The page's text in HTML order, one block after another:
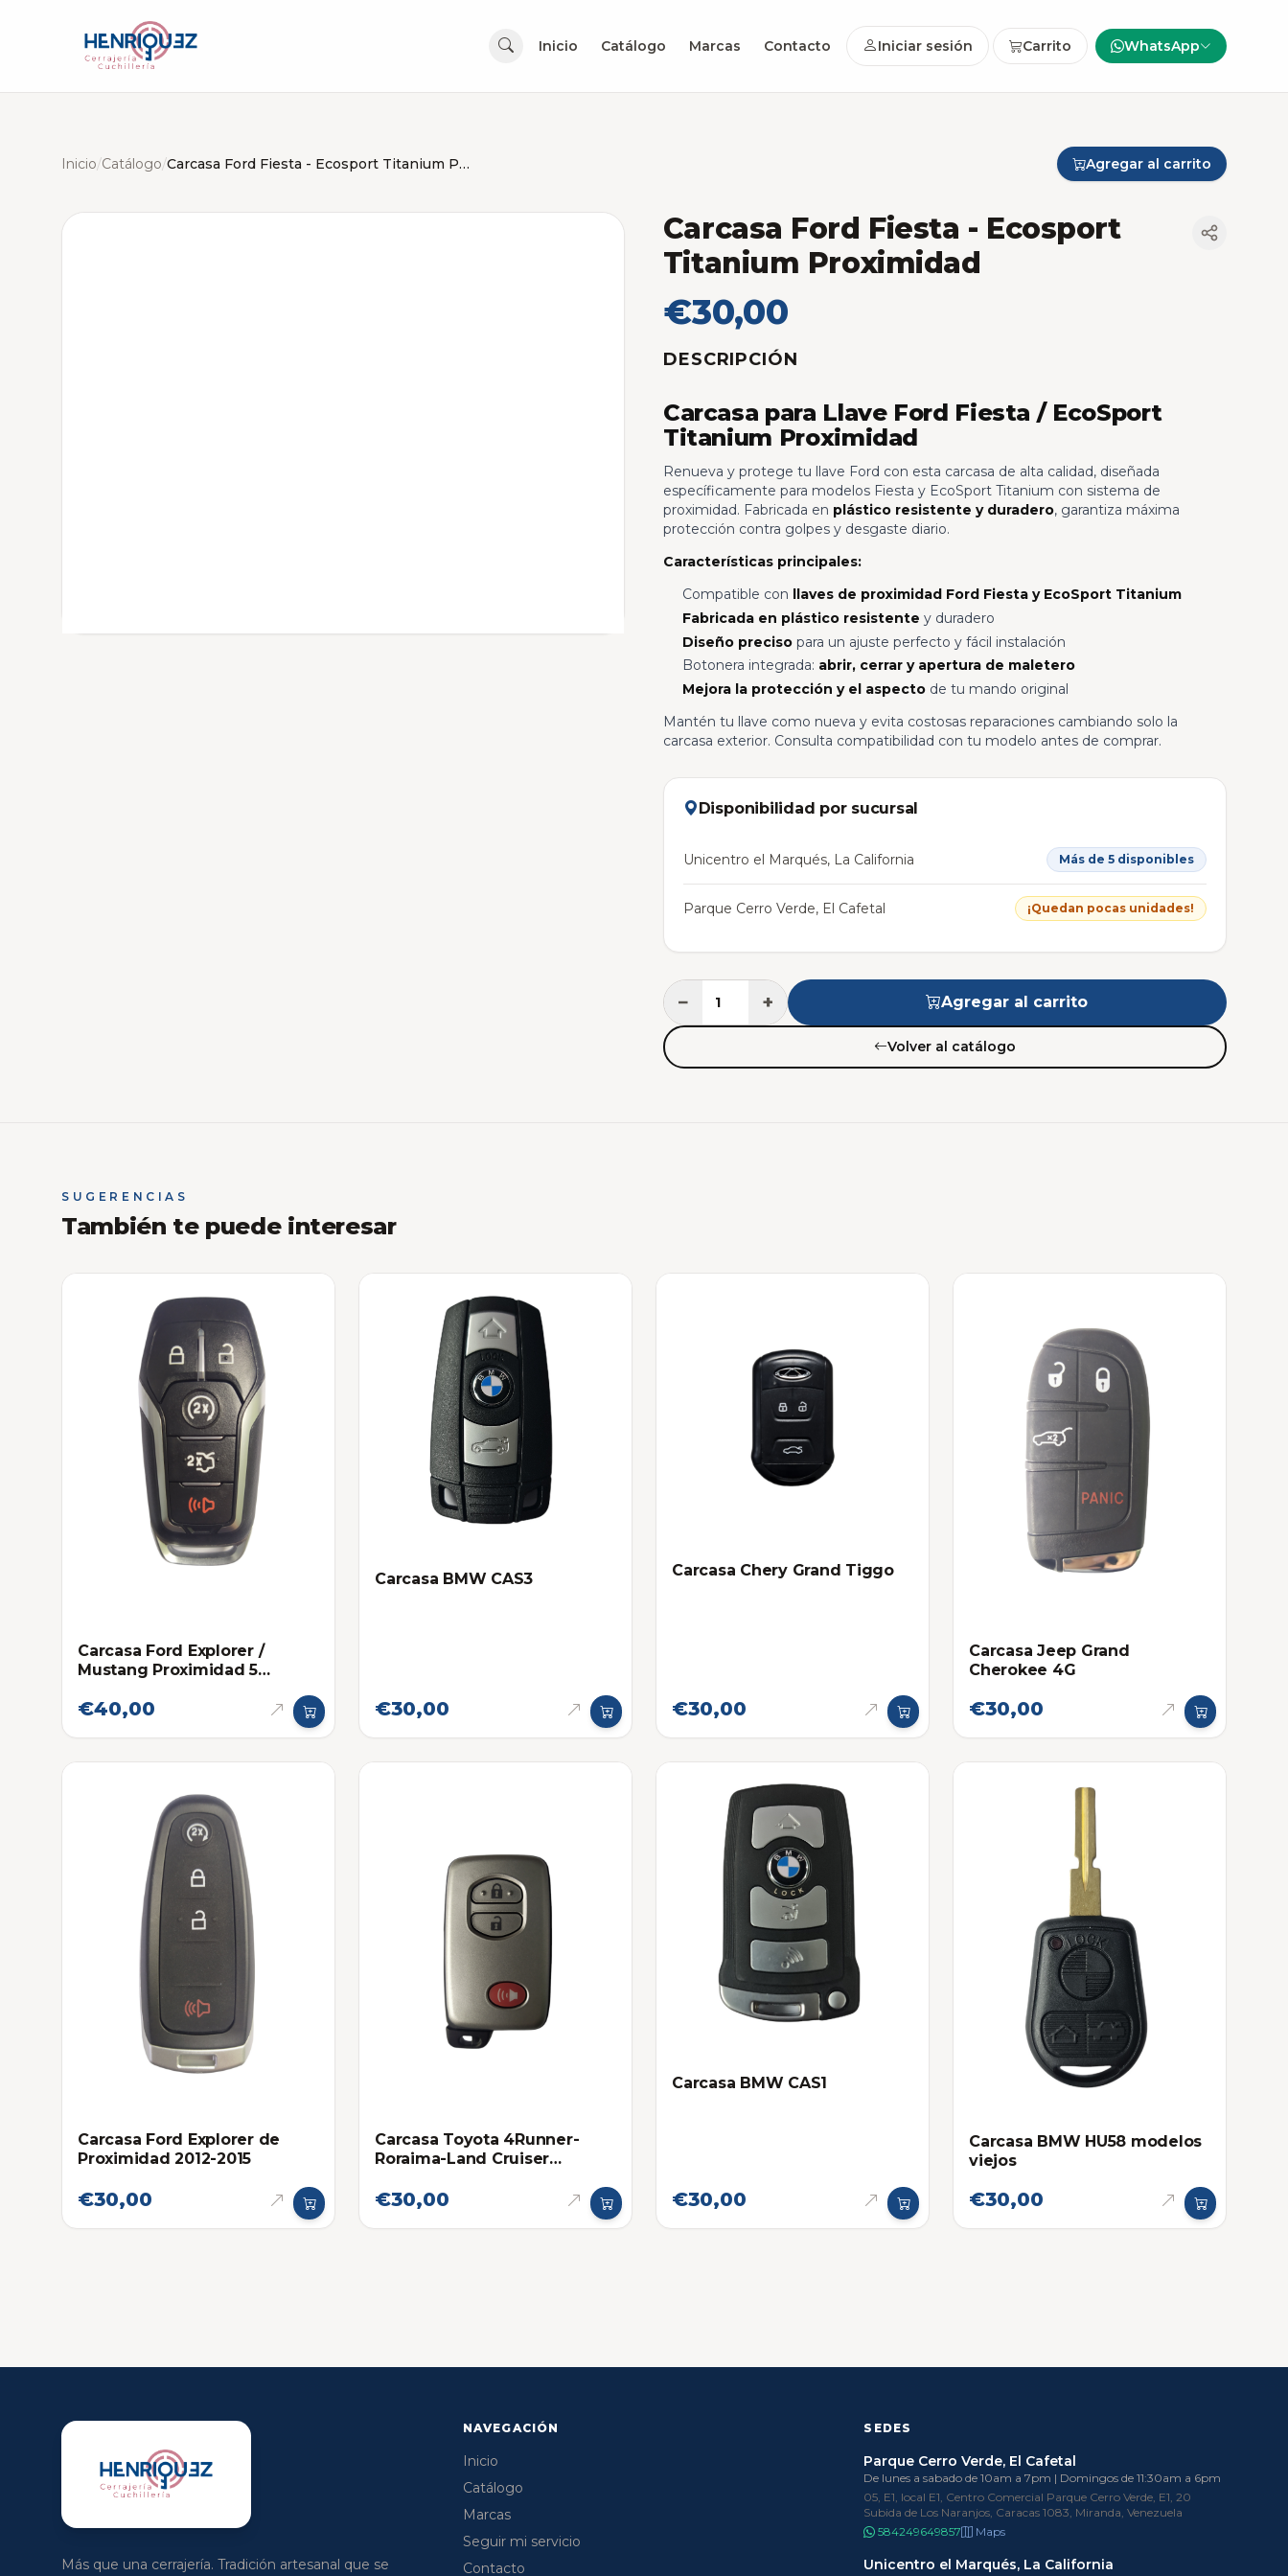
Inicio Catálogo Marcas Contacto Iniciar sesión Carrito WhatsApp
Inicio/Catálogo/ Carcasa Ford Fiesta - Ecosport Titanium Proximidad Agregar al carrito
Carcasa Ford Fiesta - Ecosport
Titanium Proximidad
€30,00
DESCRIPCIÓN
Carcasa para Llave Ford Fiesta / EcoSport
Titanium Proximidad
Renueva y protege tu llave Ford con esta carcasa de alta calidad, diseñada
específicamente para modelos Fiesta y EcoSport Titanium con sistema de
proximidad. Fabricada en plástico resistente y duradero, garantiza máxima
protección contra golpes y desgaste diario.
Características principales:
Compatible con llaves de proximidad Ford Fiesta y EcoSport Titanium
Fabricada en plástico resistente y duradero
Diseño precisopara un ajuste perfecto y fácil instalación
Botonera integrada: abrir, cerrar y apertura de maletero
Mejora la protección y el aspectode tu mando original
Mantén tu llave como nueva y evita costosas reparaciones cambiando solo la
carcasa exterior. Consulta compatibilidad con tu modelo antes de comprar.
Disponibilidad por sucursal
Unicentro el Marqués, La California Más de 5 disponibles
Parque Cerro Verde, El Cafetal ¡Quedan pocas unidades!
− + Agregar al carrito
Volver al catálogo
SUGERENCIAS
También te puede interesar
Carcasa Ford Explorer /
Mustang Proximidad 5
€40,00
Carcasa BMW CAS3
€30,00
Carcasa Chery Grand Tiggo
€30,00
Carcasa Jeep Grand
Cherokee 4G
€30,00
Carcasa Ford Explorer de
Proximidad 2012-2015
€30,00
Carcasa Toyota 4Runner-
Roraima-Land Cruiser
€30,00
Carcasa BMW CAS1
€30,00
Carcasa BMW HU58 modelos
viejos
€30,00
Más que una cerrajería. Tradición artesanal que se
NAVEGACIÓN
Inicio
Catálogo
Marcas
Seguir mi servicio
Contacto
SEDES
Parque Cerro Verde, El Cafetal
De lunes a sabado de 10am a 7pm | Domingos de 11:30am a 6pm
05, E1, local E1, Centro Comercial Parque Cerro Verde, E1, 20
Subida de Los Naranjos, Caracas 1083, Miranda, Venezuela
584249649857
Maps
Unicentro el Marqués, La California